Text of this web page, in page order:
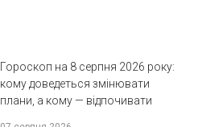
Гороскоп на 8 серпня 2026 року:
кому доведеться змінювати
плани, а кому — відпочивати